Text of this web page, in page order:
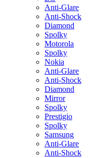
Anti-Glare
Anti-Shock
Diamond
Spolky
Motorola
Spolky
Nokia
Anti-Glare
Anti-Shock
Diamond
Mirror
Spolky
Prestigio
Spolky
Samsung
Anti-Glare
Anti-Shock